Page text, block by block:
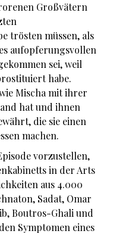
Großvätern
trösten müssen, als
aufopferungsvollen
sei, weil
habe.
Mischa mit ihrer
hat und ihnen
die sie einen
machen.
vorzustellen,
in der Arts
aus 4.000
Sadat, Omar
Boutros-Ghali und
Symptomen eines